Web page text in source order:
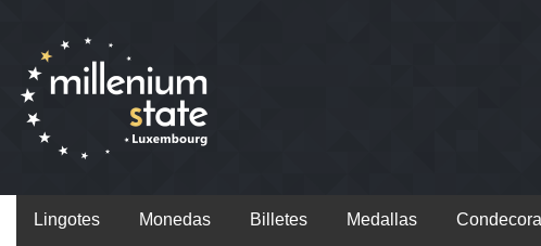
Lingotes Monedas Billetes Medallas